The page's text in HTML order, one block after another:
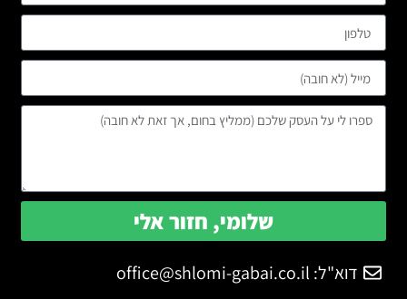
שלומי, חזור אלי
דוא"ל: office@shlomi-gabai.co.il